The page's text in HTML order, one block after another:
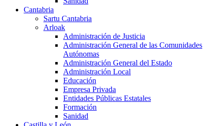
Cantabria
Sartu Cantabria
Arloak
Administración de Justicia
Administración General de las Comunidades
Autónomas
Administración General del Estado
Administración Local
Educación
Empresa Privada
Entidades Públicas Estatales
Formación
Sanidad